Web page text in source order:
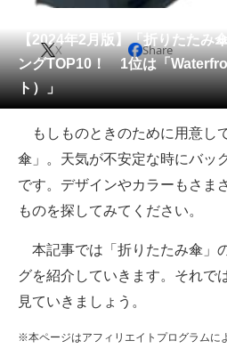
会員記事
メディア
注目記事を集めた総合ページ
ITの今と未来を見通す
スマホと通信の最新トレンド
ビジネスと働き方のヒント
AI活用のいまが分かる
【2024年2月版】「折りたたみ
ングTOP10！ 1位は「
ト）」
X Share
もしものときのために用意し
傘」。天気が不安定な時にバッ
です。デザインやカラーもさま
ものを探してみてください。
本記事では「折りたたみ傘」
グを紹介していきます。それで
見ていきましょう。
※本ページはアフィリエイトプログラムに